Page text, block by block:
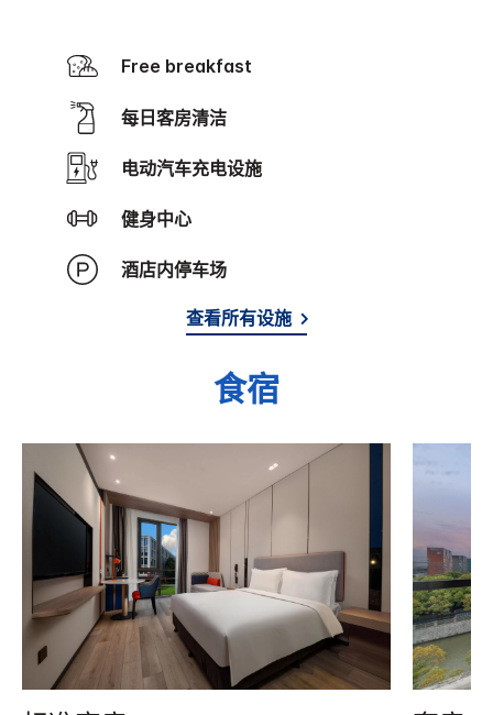
Free breakfast
每日客房清洁
电动汽车充电设施
健身中心
酒店内停车场
查看所有设施
食宿